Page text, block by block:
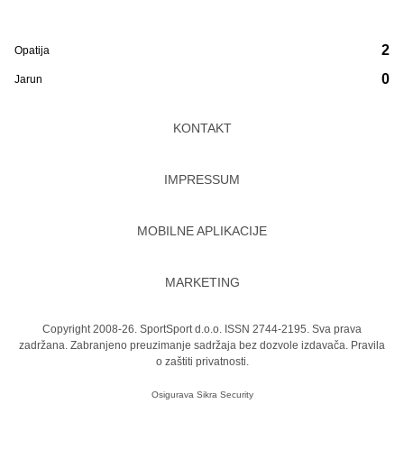
Opatija
Jarun
2
0
KONTAKT
IMPRESSUM
MOBILNE APLIKACIJE
MARKETING
Copyright 2008-26. SportSport d.o.o. ISSN 2744-2195. Sva prava
zadržana. Zabranjeno preuzimanje sadržaja bez dozvole izdavača. Pravila
o zaštiti privatnosti.
Osigurava Sikra Security